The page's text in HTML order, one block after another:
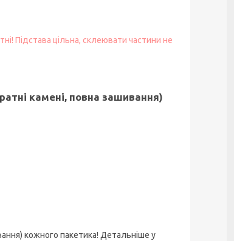
Підстава цільна, склеювати частини не
камені, повна зашивання)
кожного пакетика! Детальніше у